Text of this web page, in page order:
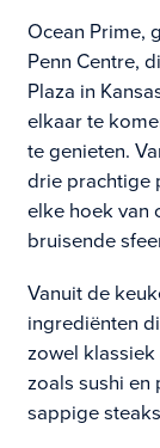
Ocean Prime,
Penn Centre,
Plaza in
elkaar te
te genieten.
drie prachtige
elke hoek van
bruisende
Vanuit de
ingrediënten
zowel
zoals sushi
sappige